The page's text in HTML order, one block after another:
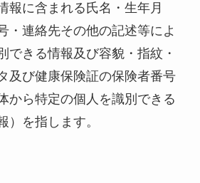
報に含まれる氏名・生年月
・連絡先その他の記述等によ
できる情報及び容貌・指紋・
及び健康保険証の保険者番号
から特定の個人を識別できる
）を指します。